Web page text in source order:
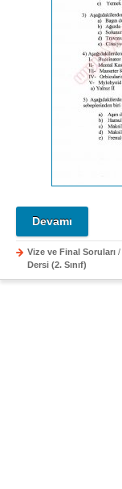
Devamı
Vize ve Final Soruları /
Dersi (2. Sınıf)